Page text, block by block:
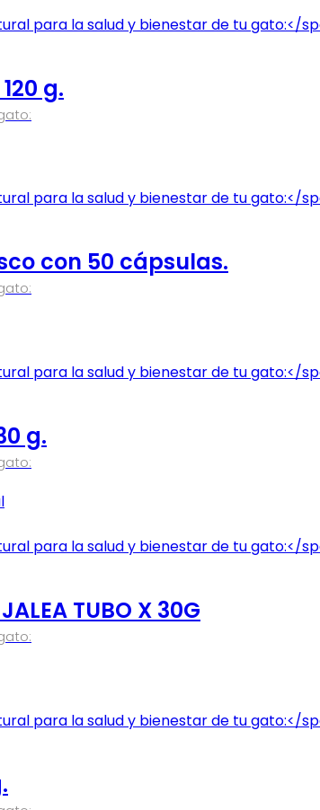
g.
con 50 cápsulas.
g.
TUBO X 30G